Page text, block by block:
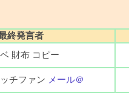
終発言者
財布 コピー
チファン メール＠